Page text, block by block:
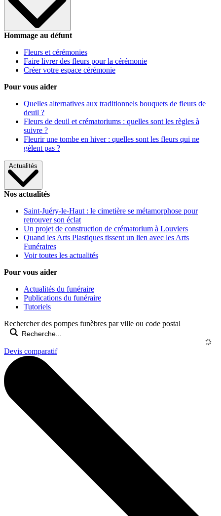
Hommage au défunt
Fleurs et cérémonies
Faire livrer des fleurs pour la cérémonie
Créer votre espace cérémonie
Pour vous aider
Quelles alternatives aux traditionnels bouquets de fleurs de
deuil ?
Fleurs de deuil et crématoriums : quelles sont les règles à
suivre ?
Fleurir une tombe en hiver : quelles sont les fleurs qui ne
gèlent pas ?
Actualités
Nos actualités
Saint-Juéry-le-Haut : le cimetière se métamorphose pour
retrouver son éclat
Un projet de construction de crématorium à Louviers
Quand les Arts Plastiques tissent un lien avec les Arts
Funéraires
Voir toutes les actualités
Pour vous aider
Actualités du funéraire
Publications du funéraire
Tutoriels
Rechercher des pompes funèbres par ville ou code postal
Devis comparatif